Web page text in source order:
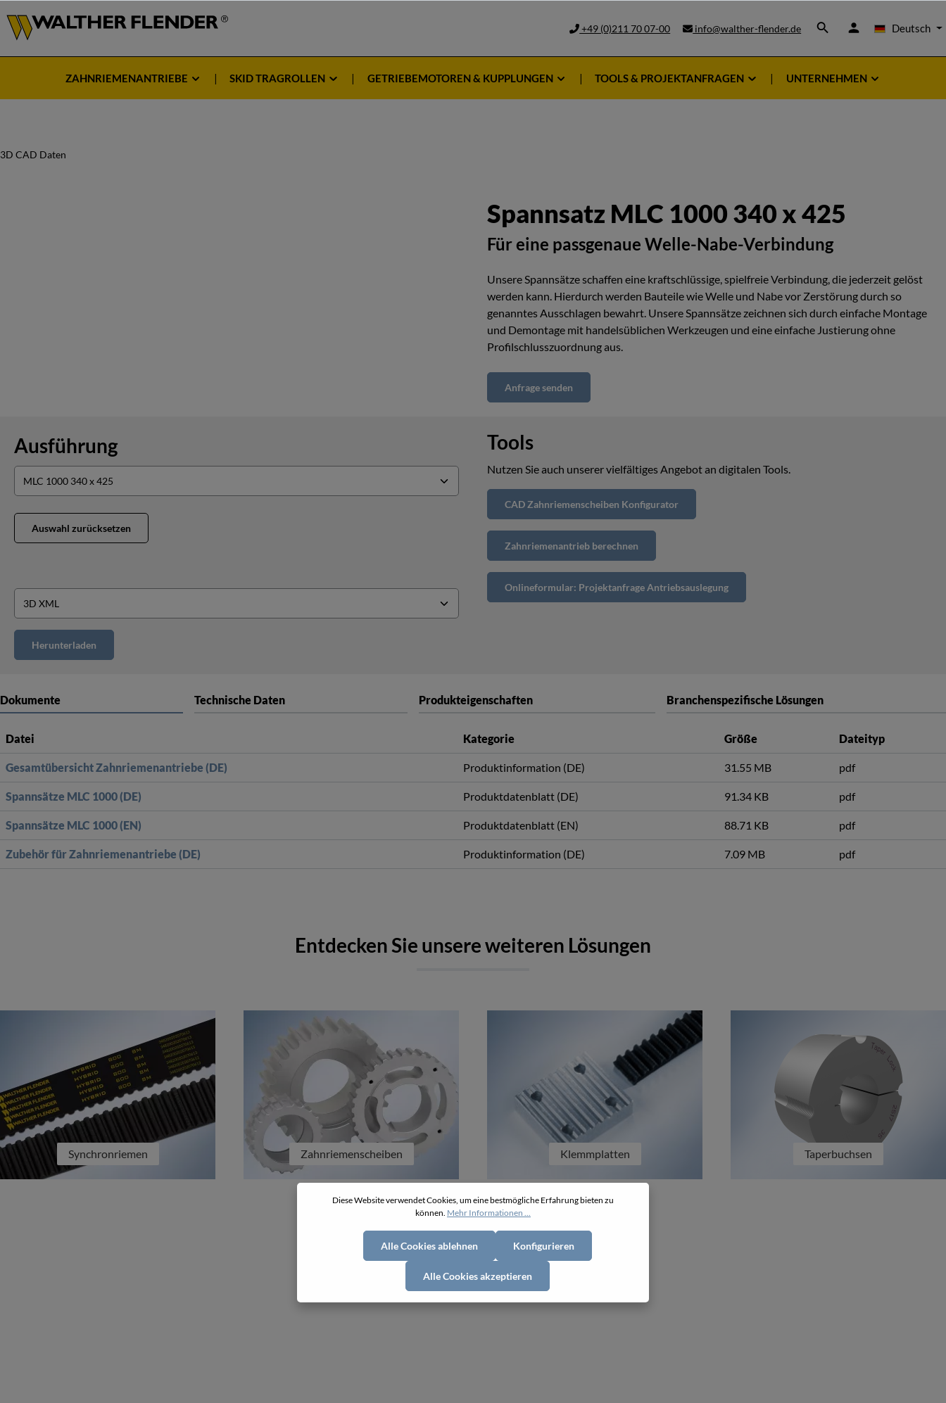
Deutsch
+49 (0)211 70 07-00 info@walther-flender.de
ZAHNRIEMENANTRIEBE SKID TRAGROLLEN GETRIEBEMOTOREN & KUPPLUNGEN TOOLS & PROJEKTANFRAGEN UNTERNEHMEN
3D CAD Daten
Spannsatz MLC 1000 340 x 425
Für eine passgenaue Welle-Nabe-Verbindung
Unsere Spannsätze schaffen eine kraftschlüssige, spielfreie Verbindung, die jederzeit gelöst
werden kann. Hierdurch werden Bauteile wie Welle und Nabe vor Zerstörung durch so
genanntes Ausschlagen bewahrt. Unsere Spannsätze zeichnen sich durch einfache Montage
und Demontage mit handelsüblichen Werkzeugen und eine einfache Justierung ohne
Profilschlusszuordnung aus.
Anfrage senden
Ausführung
Auswahl zurücksetzen
Tools
Nutzen Sie auch unserer vielfältiges Angebot an digitalen Tools.
CAD Zahnriemenscheiben Konfigurator
Zahnriemenantrieb berechnen
Onlineformular: Projektanfrage Antriebsauslegung
Dokumente Technische Daten Produkteigenschaften Branchenspezifische Lösungen
Datei Kategorie Größe Dateityp
Gesamtübersicht Zahnriemenantriebe (DE) Produktinformation (DE) 31.55 MB pdf
Spannsätze MLC 1000 (DE) Produktdatenblatt (DE) 91.34 KB pdf
Spannsätze MLC 1000 (EN) Produktdatenblatt (EN) 88.71 KB pdf
Zubehör für Zahnriemenantriebe (DE) Produktinformation (DE) 7.09 MB pdf
Entdecken Sie unsere weiteren Lösungen
Synchronriemen Zahnriemenscheiben Klemmplatten Taperbuchsen
Diese Website verwendet Cookies, um eine bestmögliche Erfahrung bieten zu
können. Mehr Informationen ...
Alle Cookies ablehnen Konfigurieren
Alle Cookies akzeptieren